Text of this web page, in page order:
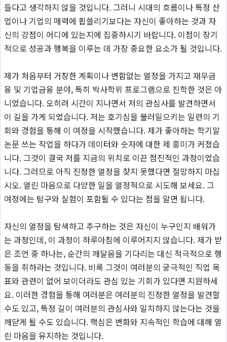
들다고 생각하지 않을 것입니다. 그러니 시대의 흐름이나 특정 산
업이나 기업의 매력에 휩쓸리기보다는 자신이 좋아하는 것과 자
신의 강점이 어디에 있는지에 집중하시기 바랍니다. 이점이 장기
적으로 성공과 행복을 이루는 데 가장 중요한 요소가 될 것입니다.
제가 처음부터 거창한 계획이나 변함없는 열정을 가지고 재무금
융 및 기업금융 분야, 특히 박사학위 프로그램으로 진학한 것은 아
니었습니다. 오히려 시간이 지나면서 저의 관심사를 발견하면서
이 길을 가게 되었습니다. 저는 호기심을 불러일으키는 일련의 기
회와 경험을 통해 이 여정을 시작했습니다. 제가 좋아하는 학기말
논문 쓰는 작업을 하다가 데이터와 숫자에 대한 제 흥미가 커졌습
니다. 그것이 결국 저를 지금의 위치로 이끈 점진적인 과정이었습
니다. 그러므로 아직 진정한 열정을 찾지 못했다면 절망하지 마십
시오. 열린 마음으로 다양한 일을 열정적으로 시도해 보세요. 그
여정에는 탐구와 실험이 포함될 수 있다는 점을 알면 됩니다.
자신의 열정을 탐색하고 추구하는 것은 자신이 누구인지 배워가
는 과정인데, 이 과정이 하루아침에 이루어지지 않습니다. 제가 받
은 조언 중 하나는, 순간의 깨달음을 기다리는 대신 적극적으로 행
동을 취하라는 것입니다. 비록 그것이 여러분의 궁극적인 직업 목
표와 관련이 없어 보이더라도 관심 있는 기회가 있다면 지원하세
요. 이러한 경험을 통해 여러분은 여러분의 진정한 열정을 발견할
수도 있고, 특정 길이 여러분의 관심사와 일치하지 않는다는 것을
깨닫게 될 수도 있습니다. 핵심은 변화와 지속적인 학습에 대해 열
린 마음을 유지하는 것입니다.